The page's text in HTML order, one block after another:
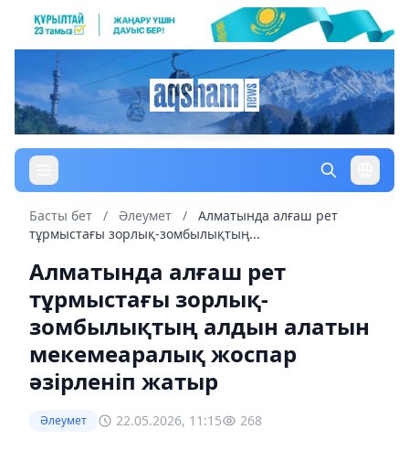
Басты бет / Әлеумет /
Алматында алғаш рет
тұрмыстағы зорлық-зомбылықтың...
Алматында алғаш рет
тұрмыстағы зорлық-
зомбылықтың алдын алатын
мекемеаралық жоспар
әзірленіп жатыр
Әлеумет 22.05.2026, 11:15 268